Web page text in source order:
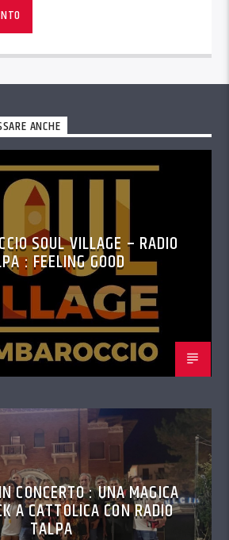
ANCHE
SOUL VILLAGE – RADIO
: FEELING GOOD
CONCERTO : UNA MAGICA
A CATTOLICA CON RADIO
TALPA